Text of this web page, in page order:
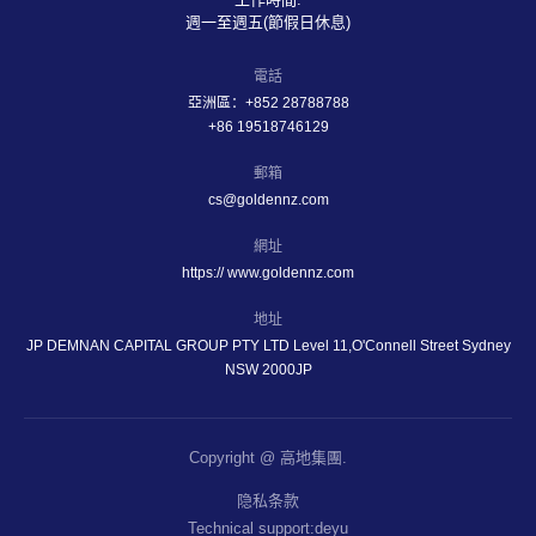
週一至週五(節假日休息)
電話
亞洲區：+852 28788788
+86 19518746129
郵箱
cs@goldennz.com
網址
https:// www.goldennz.com
地址
JP DEMNAN CAPITAL GROUP PTY LTD Level 11,O'Connell Street Sydney
NSW 2000JP
Copyright @ 高地集團.
隐私条款
Technical support:deyu